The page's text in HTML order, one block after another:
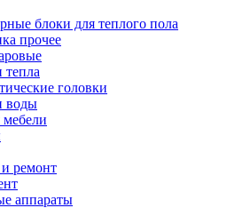
блоки для теплого пола
прочее
тепла
головки
воды
и ремонт
аппараты